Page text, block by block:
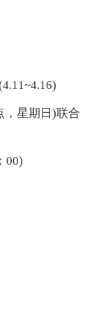
星期日)联合
00)